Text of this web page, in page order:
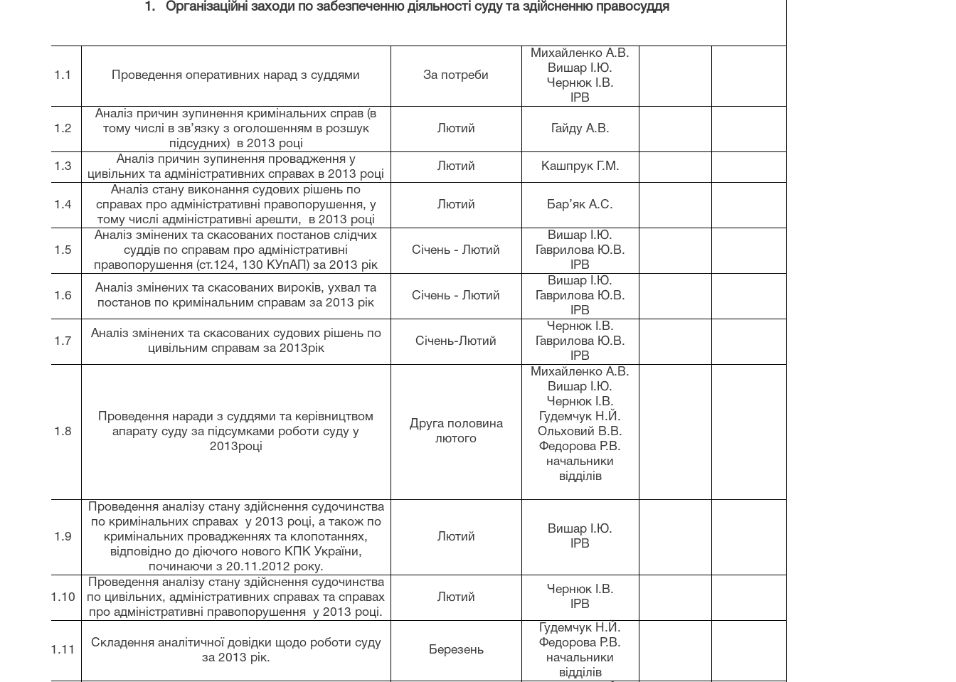
1. Організаційні заходи по забезпеченню діяльності суду та здійсненню правосуддя
1.1 Проведення оперативних нарад з суддями За потреби
Михайленко А.В.
Вишар І.Ю.
Чернюк І.В.
ІРВ
1.2
Аналіз причин зупинення кримінальних справ (в
тому числі в зв’язку з оголошенням в розшук
підсудних) в 2013 році
Лютий Гайду А.В.
1.3
Аналіз причин зупинення провадження у
цивільних та адміністративних справах в 2013 році
Лютий Кашпрук Г.М.
1.4
Аналіз стану виконання судових рішень по
справах про адміністративні правопорушення, у
тому числі адміністративні арешти, в 2013 році
Лютий Бар’як А.С.
1.5
Аналіз змінених та скасованих постанов слідчих
суддів по справам про адміністративні
правопорушення (ст.124, 130 КУпАП) за 2013 рік
Січень - Лютий
Вишар І.Ю.
Гаврилова Ю.В.
ІРВ
1.6
Аналіз змінених та скасованих вироків, ухвал та
постанов по кримінальним справам за 2013 рік
Січень - Лютий
Вишар І.Ю.
Гаврилова Ю.В.
ІРВ
1.7
Аналіз змінених та скасованих судових рішень по
цивільним справам за 2013рік
Січень-Лютий
Чернюк І.В.
Гаврилова Ю.В.
ІРВ
1.8
Проведення наради з суддями та керівництвом
апарату суду за підсумками роботи суду у
2013році
Друга половина
лютого
Михайленко А.В.
Вишар І.Ю.
Чернюк І.В.
Гудемчук Н.Й.
Ольховий В.В.
Федорова Р.В.
начальники
відділів
1.9
Проведення аналізу стану здійснення судочинства
по кримінальних справах у 2013 році, а також по
кримінальних провадженнях та клопотаннях,
відповідно до діючого нового КПК України,
починаючи з 20.11.2012 року.
Лютий
Вишар І.Ю.
ІРВ
1.10
Проведення аналізу стану здійснення судочинства
по цивільних, адміністративних справах та справах
про адміністративні правопорушення у 2013 році.
Лютий
Чернюк І.В.
ІРВ
1.11
Складення аналітичної довідки щодо роботи суду
за 2013 рік.
Березень
Гудемчук Н.Й.
Федорова Р.В.
начальники
відділів